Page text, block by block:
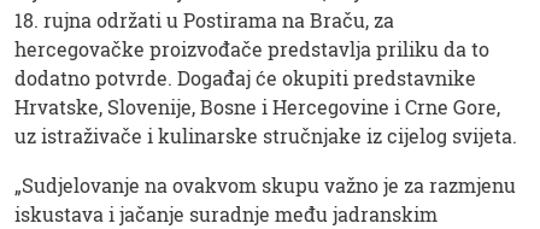
18. rujna održati u Postirama na Braču, za
hercegovačke proizvođače predstavlja priliku da to
dodatno potvrde. Događaj će okupiti predstavnike
Hrvatske, Slovenije, Bosne i Hercegovine i Crne Gore,
uz istraživače i kulinarske stručnjake iz cijelog svijeta.
„Sudjelovanje na ovakvom skupu važno je za razmjenu
iskustava i jačanje suradnje među jadranskim